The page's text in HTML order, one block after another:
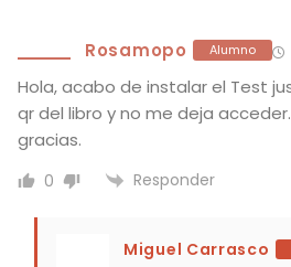
Rosamopo Alumno
Hola, acabo de instalar el Test
qr del libro y no me deja
gracias.
0 Responder
Miguel Carrasco